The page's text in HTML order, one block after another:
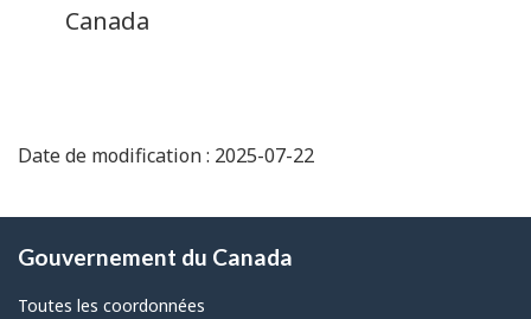
Canada
Date de modification : 2025-07-22
propos
de
Gouvernement du Canada
Toutes les coordonnées